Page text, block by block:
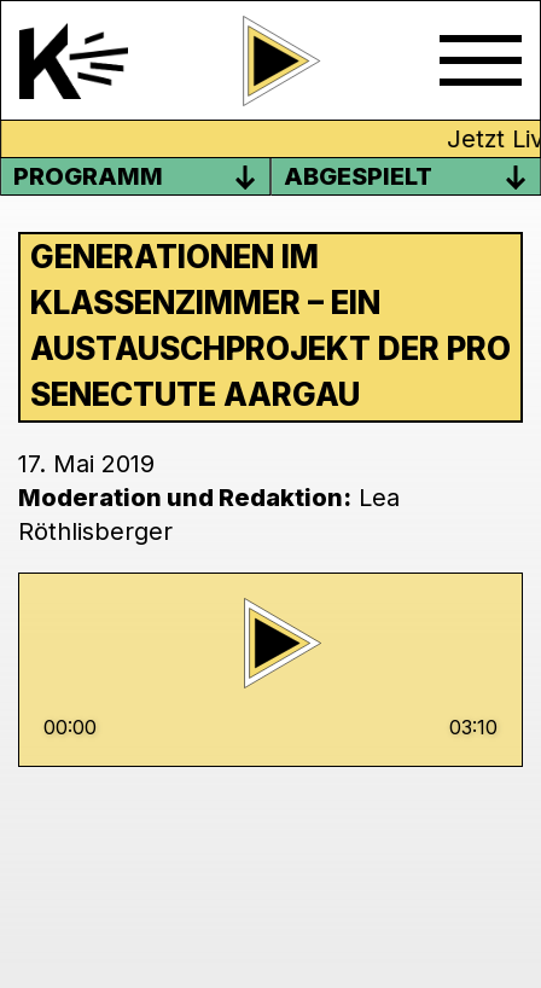
Jetzt
PROGRAMM
ABGESPIELT
GENERATIONEN IM
KLASSENZIMMER – EIN
AUSTAUSCHPROJEKT DER PRO
SENECTUTE AARGAU
17. Mai 2019
Moderation und Redaktion: Lea
Röthlisberger
00:00 03:10